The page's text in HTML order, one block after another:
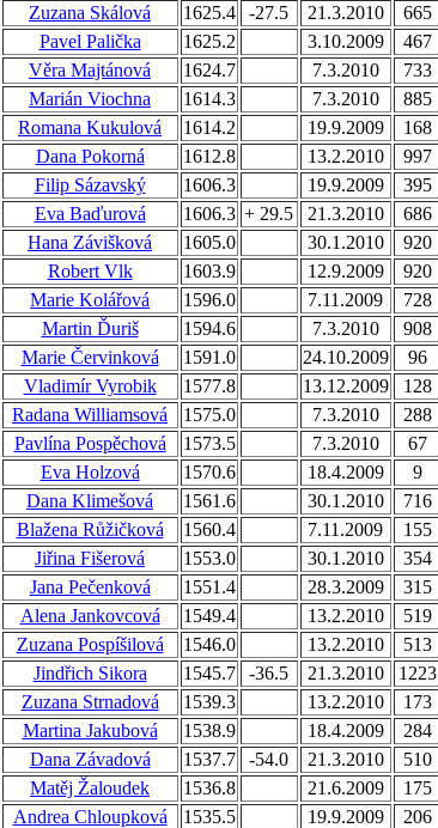
Zuzana Skálová 1625.4 -27.5 21.3.2010 665
Pavel Palička 1625.2 3.10.2009 467
Věra Majtánová 1624.7 7.3.2010 733
Marián Viochna 1614.3 7.3.2010 885
Romana Kukulová 1614.2 19.9.2009 168
Dana Pokorná 1612.8 13.2.2010 997
Filip Sázavský 1606.3 19.9.2009 395
Eva Baďurová 1606.3 + 29.5 21.3.2010 686
Hana Závišková 1605.0 30.1.2010 920
Robert Vlk 1603.9 12.9.2009 920
Marie Kolářová 1596.0 7.11.2009 728
Martin Ďuriš 1594.6 7.3.2010 908
Marie Červinková 1591.0 24.10.2009 96
Vladimír Vyrobik 1577.8 13.12.2009 128
Radana Williamsová 1575.0 7.3.2010 288
Pavlína Pospěchová 1573.5 7.3.2010 67
Eva Holzová 1570.6 18.4.2009 9
Dana Klimešová 1561.6 30.1.2010 716
Blažena Růžičková 1560.4 7.11.2009 155
Jiřina Fišerová 1553.0 30.1.2010 354
Jana Pečenková 1551.4 28.3.2009 315
Alena Jankovcová 1549.4 13.2.2010 519
Zuzana Pospíšilová 1546.0 13.2.2010 513
Jindřich Sikora 1545.7 -36.5 21.3.2010 1223
Zuzana Strnadová 1539.3 13.2.2010 173
Martina Jakubová 1538.9 18.4.2009 284
Dana Závadová 1537.7 -54.0 21.3.2010 510
Matěj Žaloudek 1536.8 21.6.2009 175
Andrea Chloupková 1535.5 19.9.2009 206